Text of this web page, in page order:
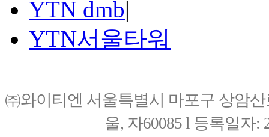
YTN dmb|
YTN서울타워
㈜와이티엔 서울특별시 마포구 상암
울, 자60085 l 등록일자: